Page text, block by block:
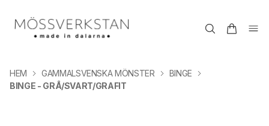
HEM GAMMALSVENSKA MÖNSTER
BINGE
BINGE - GRÅ/SVART/GRAFIT